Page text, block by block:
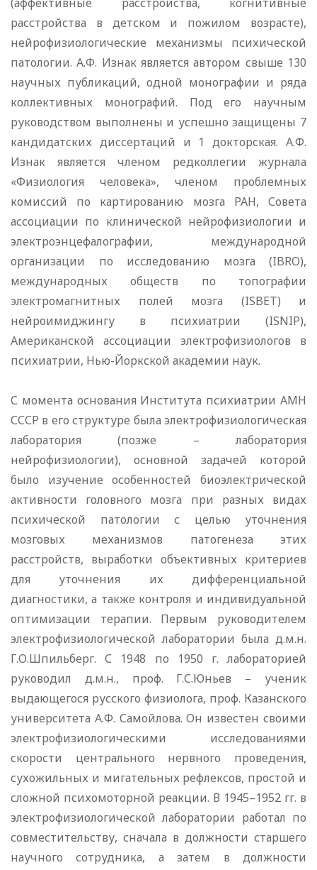
расстройства в детском и пожилом возрасте),
нейрофизиологические механизмы психической
патологии. А.Ф. Изнак является автором свыше 130
научных публикаций, одной монографии и ряда
коллективных монографий. Под его научным
руководством выполнены и успешно защищены 7
кандидатских диссертаций и 1 докторская. А.Ф.
Изнак является членом редколлегии журнала
«Физиология человека», членом проблемных
комиссий по картированию мозга РАН, Совета
ассоциации по клинической нейрофизиологии и
электроэнцефалографии, международной
организации по исследованию мозга (IBRO),
международных обществ по топографии
электромагнитных полей мозга (ISBET) и
нейроимиджингу в психиатрии (ISNIP),
Американской ассоциации электрофизиологов в
психиатрии, Нью-Йоркской академии наук.
С момента основания Института психиатрии АМН
СССР в его структуре была электрофизиологическая
лаборатория (позже – лаборатория
нейрофизиологии), основной задачей которой
было изучение особенностей биоэлектрической
активности головного мозга при разных видах
психической патологии с целью уточнения
мозговых механизмов патогенеза этих
расстройств, выработки объективных критериев
для уточнения их дифференциальной
диагностики, а также контроля и индивидуальной
оптимизации терапии. Первым руководителем
электрофизиологической лаборатории была д.м.н.
Г.О.Шпильберг. С 1948 по 1950 г. лабораторией
руководил д.м.н., проф. Г.С.Юньев – ученик
выдающегося русского физиолога, проф. Казанского
университета А.Ф. Самойлова. Он известен своими
электрофизиологическими исследованиями
скорости центрального нервного проведения,
сухожильных и мигательных рефлексов, простой и
сложной психомоторной реакции. В 1945–1952 гг. в
электрофизиологической лаборатории работал по
совместительству, сначала в должности старшего
научного сотрудника, а затем в должности